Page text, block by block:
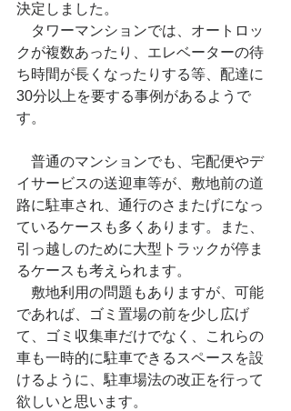
決定しました。
タワーマンションでは、オートロッ
クが複数あったり、エレベーターの待
ち時間が長くなったりする等、配達に
30分以上を要する事例があるようで
す。
普通のマンションでも、宅配便やデ
イサービスの送迎車等が、敷地前の道
路に駐車され、通行のさまたげになっ
ているケースも多くあります。また、
引っ越しのために大型トラックが停ま
るケースも考えられます。
敷地利用の問題もありますが、可能
であれば、ゴミ置場の前を少し広げ
て、ゴミ収集車だけでなく、これらの
車も一時的に駐車できるスペースを設
けるように、駐車場法の改正を行って
欲しいと思います。